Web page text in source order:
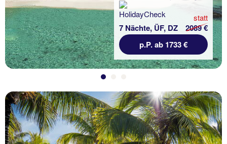
7 Nächte, ÜF, DZ
statt
2089 €
p.P. ab 1733 €